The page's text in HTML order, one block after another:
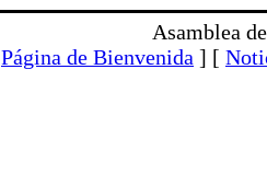
Asamblea
Página de Bienvenida ] [